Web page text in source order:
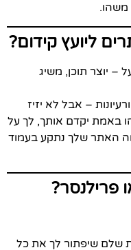
משהו.
ליועץ קידום?
יוצר תוכן, משיג
– אבל לא יזיז
באמת יקדם אותך, לך על
האתר שלך נתקע בעמוד
פרילנסר?
שלם שיפתור לך את כל